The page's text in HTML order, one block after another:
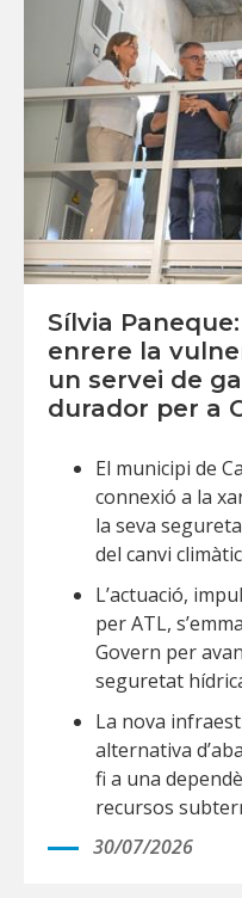
Sílvia
enrere la
un servei de
durador per a
El municipi de
connexió a la
la seva
del canvi
L’actuació,
per ATL,
Govern per
seguretat
La nova
alternativa
fi a una
recursos
30/07/2026